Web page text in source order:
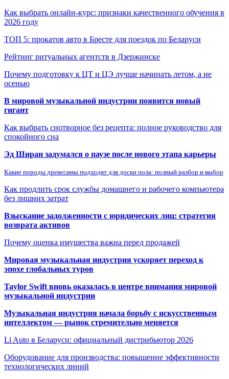
Как выбрать онлайн-курс: признаки качественного обучения в
2026 году
ТОП 5: прокатов авто в Бресте для поездок по Беларуси
Рейтинг ритуальных агентств в Дзержинске
Почему подготовку к ЦТ и ЦЭ лучше начинать летом, а не
осенью
В мировой музыкальной индустрии появится новый
гигант
Как выбрать снотворное без рецепта: полное руководство для
спокойного сна
Эд Ширан задумался о паузе после нового этапа карьеры
Какие породы древесины подходят для доски пола: полный разбор и выбор
Как продлить срок службы домашнего и рабочего компьютера
без лишних затрат
Взыскание задолженности с юридических лиц: стратегия
возврата активов
Почему оценка имущества важна перед продажей
Мировая музыкальная индустрия ускоряет переход к
эпохе глобальных туров
Taylor Swift вновь оказалась в центре внимания мировой
музыкальной индустрии
Музыкальная индустрия начала борьбу с искусственным
интеллектом — рынок стремительно меняется
Li Auto в Беларуси: официальный дистрибьютор 2026
Оборудование для производства: повышение эффективности
технологических линий